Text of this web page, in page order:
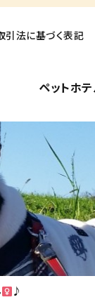
ペットホ
引法に基づく表記
♪